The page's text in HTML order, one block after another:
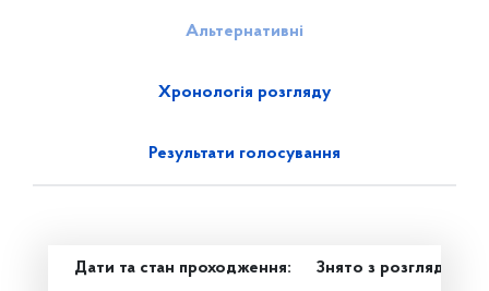
Альтернативні
Хронологія розгляду
Результати голосування
Дати та стан проходження: Знято з розгляду